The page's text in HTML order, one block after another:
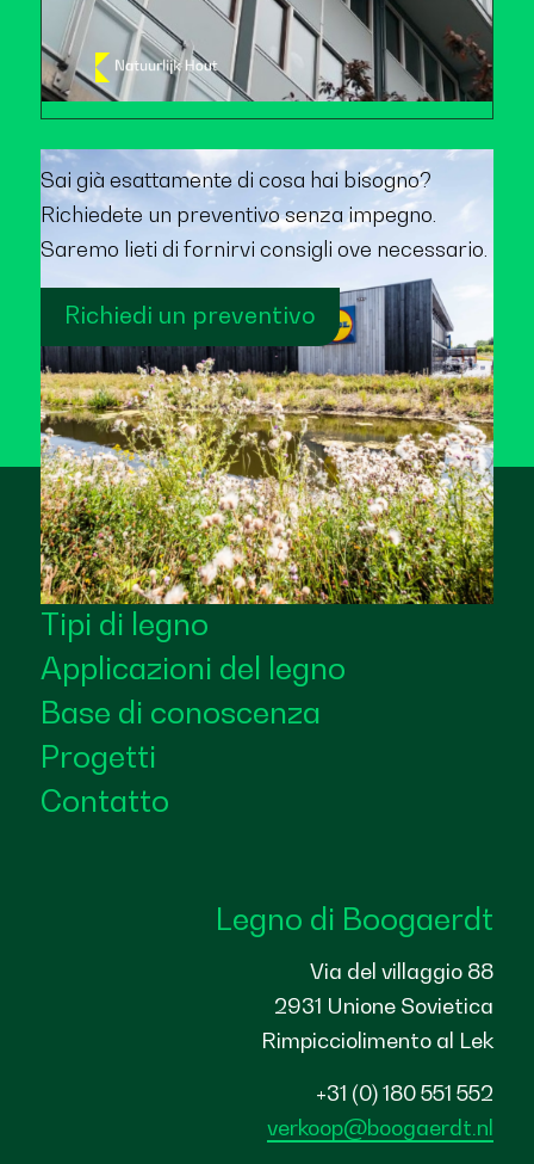
Sai già esattamente di cosa hai bisogno?
Richiedete un preventivo senza impegno.
Saremo lieti di fornirvi consigli ove necessario.
Richiedi un preventivo
Tipi di legno
Applicazioni del legno
Base di conoscenza
Progetti
Contatto
Legno di Boogaerdt
Via del villaggio 88
2931 Unione Sovietica
Rimpicciolimento al Lek
+31 (0) 180 551 552
verkoop@boogaerdt.nl